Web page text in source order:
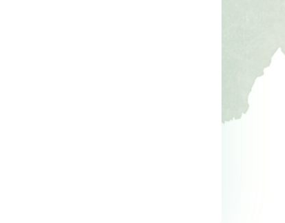
Sen Annen Değilsin
Hatice Kübra Tongar
Aile Yayınları
17,20